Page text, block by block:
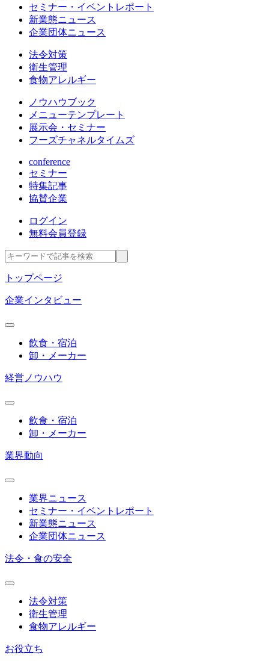
セミナー・イベントレポート
新業態ニュース
企業団体ニュース
法令対策
衛生管理
食物アレルギー
ノウハウブック
メニューテンプレート
展示会・セミナー
フーズチャネルタイムズ
conference
セミナー
特集記事
協賛企業
ログイン
無料会員登録
トップページ
企業インタビュー
飲食・宿泊
卸・メーカー
経営ノウハウ
飲食・宿泊
卸・メーカー
業界動向
業界ニュース
セミナー・イベントレポート
新業態ニュース
企業団体ニュース
法令・食の安全
法令対策
衛生管理
食物アレルギー
お役立ち